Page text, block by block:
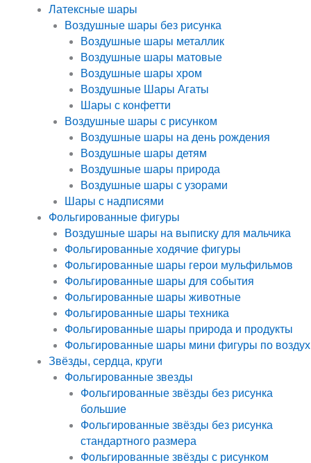
Латексные шары
Воздушные шары без рисунка
Воздушные шары металлик
Воздушные шары матовые
Воздушные шары хром
Воздушные Шары Агаты
Шары с конфетти
Воздушные шары с рисунком
Воздушные шары на день рождения
Воздушные шары детям
Воздушные шары природа
Воздушные шары с узорами
Шары с надписями
Фольгированные фигуры
Воздушные шары на выписку для мальчика
Фольгированные ходячие фигуры
Фольгированные шары герои мульфильмов
Фольгированные шары для события
Фольгированные шары животные
Фольгированные шары техника
Фольгированные шары природа и продукты
Фольгированные шары мини фигуры по воздух
Звёзды, сердца, круги
Фольгированные звезды
Фольгированные звёзды без рисунка
большие
Фольгированные звёзды без рисунка
стандартного размера
Фольгированные звёзды с рисунком